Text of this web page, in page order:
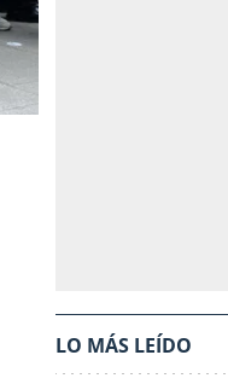
LO MÁS LEÍDO